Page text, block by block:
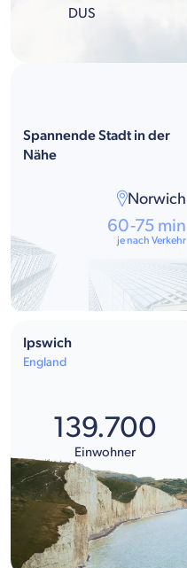
DUS
Spannende Stadt in der
Nähe
Norwich
60-75 min
je nach Verkehr
Ipswich
England
139.700
Einwohner